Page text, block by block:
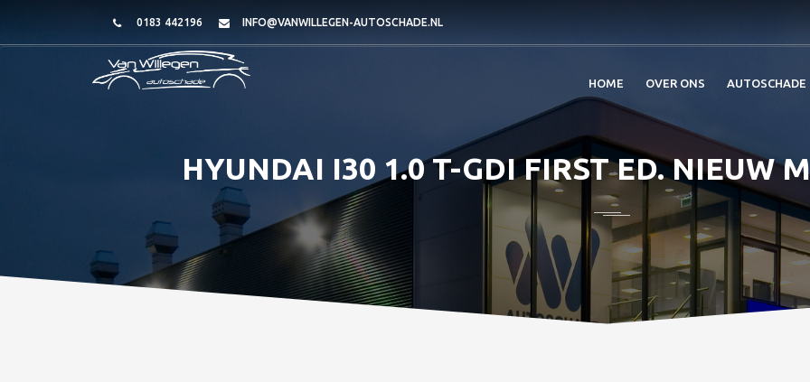
0183 442196 INFO@VANWILLEGEN-AUTOSCHADE.NL
HOME OVER ONS AUTOSCHADE
HYUNDAI I30 1.0 T-GDI FIRST ED. NIEUW